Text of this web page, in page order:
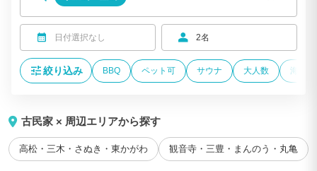
日付選択なし 2名
絞り込み BBQ ペット可 サウナ 大人数 海が
古民家 × 周辺エリアから探す
高松・三木・さぬき・東かがわ 観音寺・三豊・まんのう・丸亀